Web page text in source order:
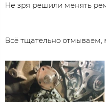
Не зря решили менять
Всё тщательно отмываем,